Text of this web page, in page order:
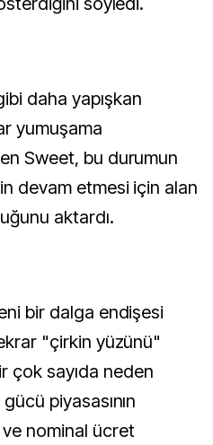
daha yapışkan
yumuşama
Sweet, bu durumun
devam etmesi için alan
aktardı.
bir dalga endişesi
"çirkin yüzünü"
çok sayıda neden
piyasasının
nominal ücret